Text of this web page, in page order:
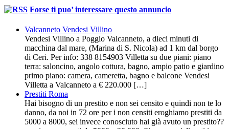
Forse ti puo’ interessare questo annuncio
Valcanneto Vendesi Villino
Vendesi Villino a Poggio Valcanneto, a dieci minuti di
macchina dal mare, (Marina di S. Nicola) ad 1 km dal borgo
di Ceri. Per info: 338 8154903 Villetta su due piani: piano
terra: saloncino, angolo cottura, bagno, ampio patio e giardino
primo piano: camera, cameretta, bagno e balcone Vendesi
Villetta a Valcanneto a € 220.000 […]
Prestiti Roma
Hai bisogno di un prestito e non sei censito e quindi non te lo
danno, da noi in 72 ore per i non censiti eroghiamo prestiti da
5000 a 8000, sei invece conosciuto hai già avuto un prestito??